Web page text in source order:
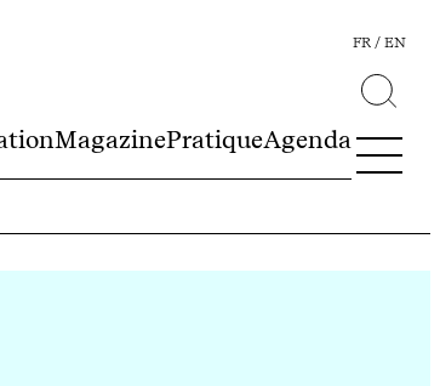
MagazinePratiqueAgenda
FR EN